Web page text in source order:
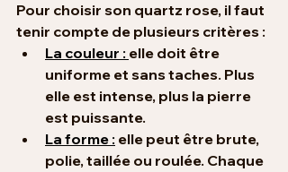
Pour choisir son quartz rose, il faut
tenir compte de plusieurs critères :
La couleur : elle doit être
uniforme et sans taches. Plus
elle est intense, plus la pierre
est puissante.
La forme : elle peut être brute,
polie, taillée ou roulée. Chaque